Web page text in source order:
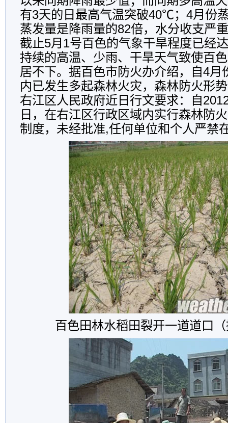
有3天的日最高气温突破40℃；4月份
蒸发量是降雨量的82倍，水分收支严
截止5月1号百色的气象干旱程度已经
持续的高温、少雨、干旱天气致使百
居不下。据百色市防火办介绍，自4月
内已发生多起森林火灾，森林防火形
右江区人民政府近日行文要求：自
日，在右江区行政区域内实行森林防
制度，未经批准,任何单位和个人严禁
百色田林水稻田裂开一道道口